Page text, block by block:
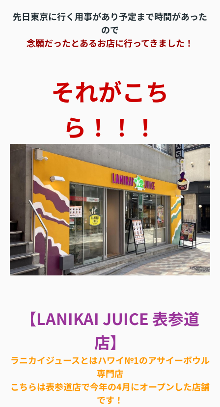
先日東京に行く用事があり予定まで時間があった
ので
念願だったとあるお店に行ってきました！
それがこち
ら！！！
【LANIKAI JUICE 表参道
店】
ラニカイジュースとはハワイ№1のアサイーボウル
専門店
こちらは表参道店で今年の4月にオープンした店舗
です！